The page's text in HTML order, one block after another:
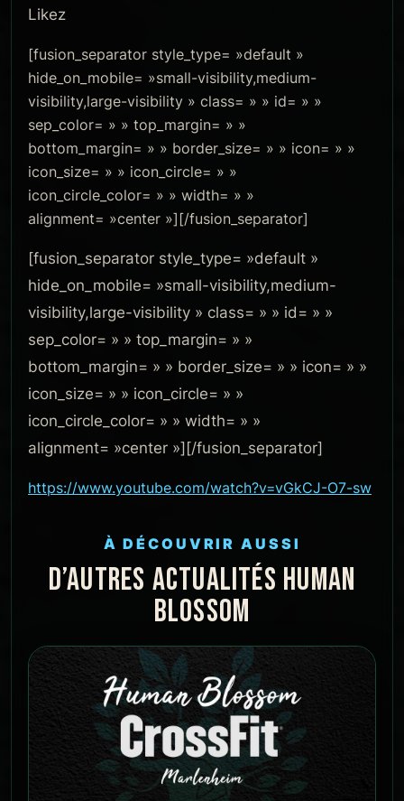
Likez
[fusion_separator style_type= »default »
hide_on_mobile= »small-visibility,medium-
visibility,large-visibility » class= » » id= » »
sep_color= » » top_margin= » »
bottom_margin= » » border_size= » » icon= » »
icon_size= » » icon_circle= » »
icon_circle_color= » » width= » »
alignment= »center »][/fusion_separator]
[fusion_separator style_type= »default »
hide_on_mobile= »small-visibility,medium-
visibility,large-visibility » class= » » id= » »
sep_color= » » top_margin= » »
bottom_margin= » » border_size= » » icon= » »
icon_size= » » icon_circle= » »
icon_circle_color= » » width= » »
alignment= »center »][/fusion_separator]
https://www.youtube.com/watch?v=vGkCJ-O7-sw
À DÉCOUVRIR AUSSI
D’AUTRES ACTUALITÉS HUMAN
BLOSSOM